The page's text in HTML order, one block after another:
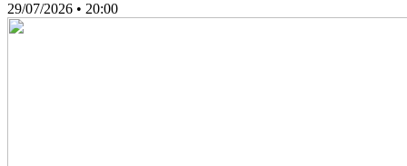
29/07/2026 • 20:00